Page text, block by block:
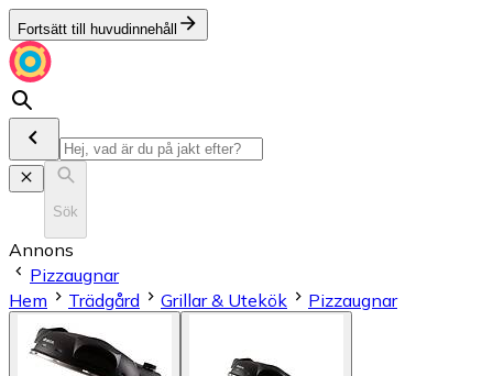
Fortsätt till huvudinnehåll
Sök
Annons
Pizzaugnar
Hem
Trädgård Grillar & Utekök Pizzaugnar